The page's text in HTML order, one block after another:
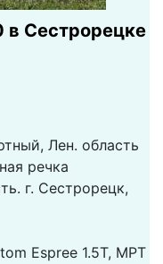
в Сестрорецке
Лен. область
речка
г. Сестрорецк,
Espree 1.5T, МРТ